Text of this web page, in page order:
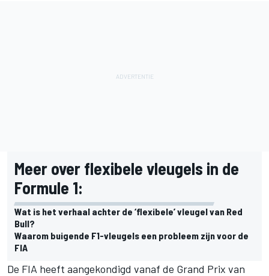
Meer over flexibele vleugels in de
Formule 1:
Wat is het verhaal achter de ‘flexibele’ vleugel van Red
Bull?
Waarom buigende F1-vleugels een probleem zijn voor de
FIA
De FIA heeft aangekondigd vanaf de Grand Prix van